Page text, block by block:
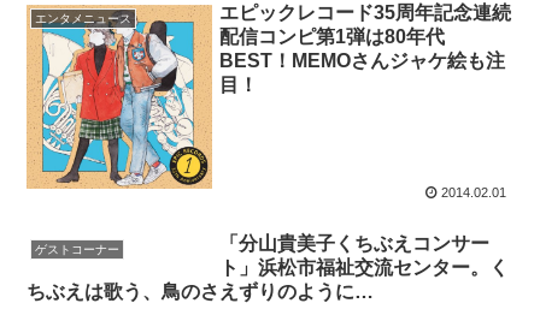
エンタメニュース
エピックレコード35周年記念連続
配信コンピ第1弾は80年代
BEST！MEMOさんジャケ絵も注
目！
2014.02.01
ゲストコーナー
「分山貴美子くちぶえコンサー
ト」浜松市福祉交流センター。く
ちぶえは歌う、鳥のさえずりのように…